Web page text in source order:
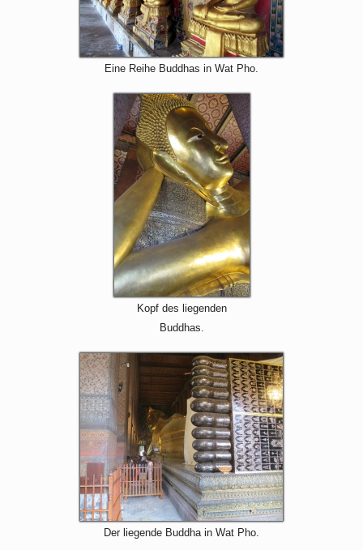
Eine Reihe Buddhas in Wat Pho.
Kopf des liegenden
Buddhas.
Der liegende Buddha in Wat Pho.